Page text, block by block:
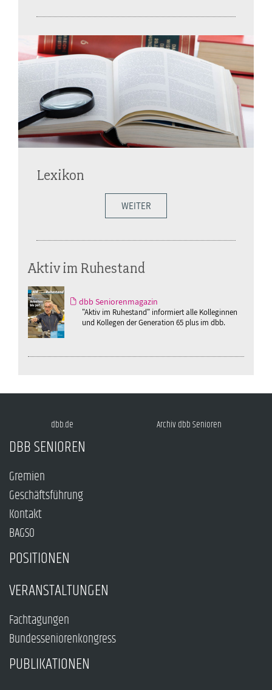
Lexikon
WEITER
Aktiv im Ruhestand
dbb Seniorenmagazin
"Aktiv im Ruhestand" informiert alle Kolleginnen
und Kollegen der Generation 65 plus im dbb.
dbb.de Archiv dbb Senioren
DBB SENIOREN
Gremien
Geschäftsführung
Kontakt
BAGSO
POSITIONEN
VERANSTALTUNGEN
Fachtagungen
Bundesseniorenkongress
PUBLIKATIONEN